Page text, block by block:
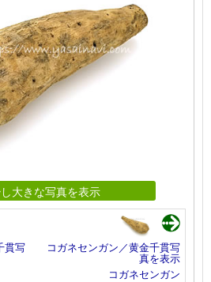
大きな写真を表示
貫写 コガネセンガン／黄金千貫写
真を表示
コガネセンガン